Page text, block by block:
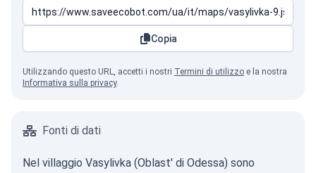
Copia
Utilizzando questo URL, accetti i nostri Termini di utilizzo e la nostra
Informativa sulla privacy.
Fonti di dati
Nel villaggio Vasylivka (Oblast' di Odessa) sono